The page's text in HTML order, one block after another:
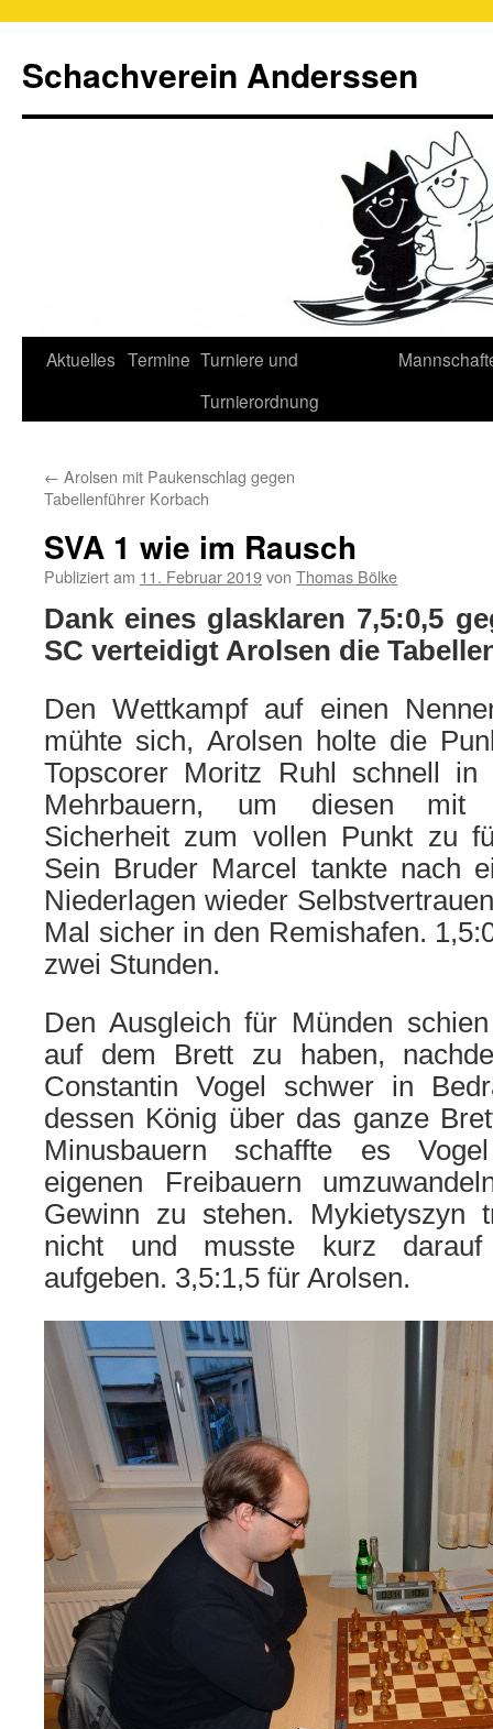
Schachverein Anderssen
Springe
Aktuelles Termine Turniere und
Turnierordnung
← Arolsen mit Paukenschlag gegen
Tabellenführer Korbach
SVA 1 wie im Rausch
Publiziert am 11. Februar 2019von Thomas Bölke
Dank eines glasklaren 7,5:0,5
SC verteidigt Arolsen die
Den Wettkampf auf einen
mühte sich, Arolsen holte die
Topscorer Moritz Ruhl schnell in
Mehrbauern, um diesen mit
Sicherheit zum vollen Punkt zu
Sein Bruder Marcel tankte nach
Niederlagen wieder
Mal sicher in den Remishafen.
zwei Stunden.
Den Ausgleich für Münden
auf dem Brett zu haben,
Constantin Vogel schwer in
dessen König über das ganze
Minusbauern schaffte es
eigenen Freibauern
Gewinn zu stehen. Mykietyszyn
nicht und musste kurz darauf
aufgeben. 3,5:1,5 für Arolsen.